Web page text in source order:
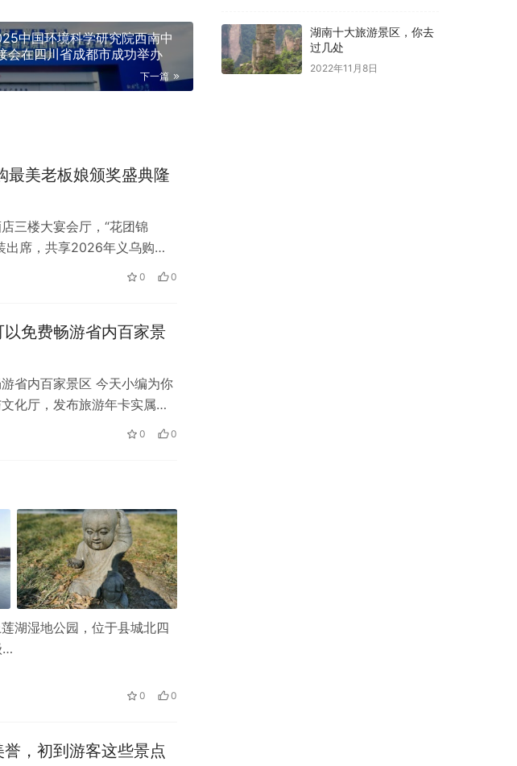
中国环境科学研究院西南中
会在四川省成都市成功举办
下一篇
最美老板娘颁奖盛典隆
三楼大宴会厅，“花团锦
出席，共享2026年义乌购最
0 0
免费畅游省内百家景
省内百家景区 今天小编为你
化厅，发布旅游年卡实属不
0 0
湖湿地公园，位于县城北四
…
0 0
，初到游客这些景点
湖南十大旅游景区，你去
过几处
2022年11月8日